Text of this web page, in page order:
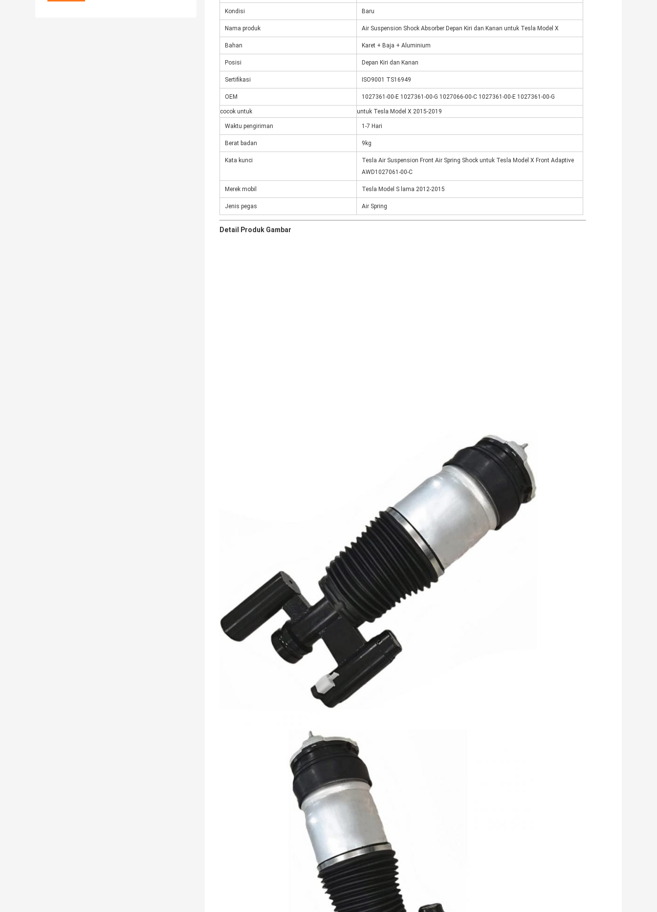
Kondisi Baru
Nama produk Air Suspension Shock Absorber Depan Kiri dan Kanan untuk Tesla Model X
Bahan Karet + Baja + Aluminium
Posisi Depan Kiri dan Kanan
Sertifikasi ISO9001 TS16949
OEM 1027361-00-E 1027361-00-G 1027066-00-C 1027361-00-E 1027361-00-G
cocok untuk untuk Tesla Model X 2015-2019
Waktu pengiriman 1-7 Hari
Berat badan 9kg
Kata kunci
Tesla Air Suspension Front Air Spring Shock untuk Tesla Model X Front Adaptive
AWD1027061-00-C
Merek mobil Tesla Model S lama 2012-2015
Jenis pegas Air Spring
Detail Produk Gambar